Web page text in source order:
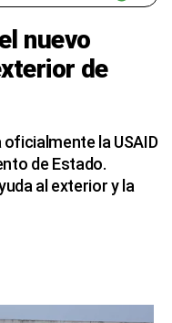
nuevo
de
la USAID
de Estado.
al exterior y la